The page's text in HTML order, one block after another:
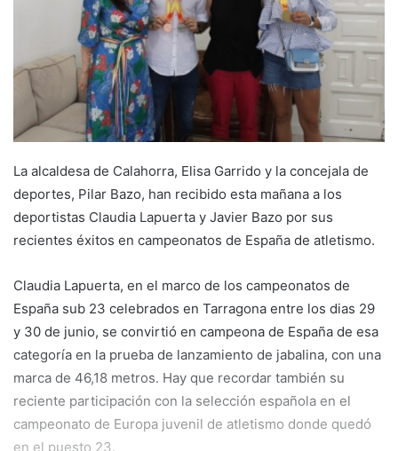
m
a
i
l
La alcaldesa de Calahorra, Elisa Garrido y la concejala de
deportes, Pilar Bazo, han recibido esta mañana a los
deportistas Claudia Lapuerta y Javier Bazo por sus
recientes éxitos en campeonatos de España de atletismo.
Claudia Lapuerta, en el marco de los campeonatos de
España sub 23 celebrados en Tarragona entre los dias 29
y 30 de junio, se convirtió en campeona de España de esa
categoría en la prueba de lanzamiento de jabalina, con una
marca de 46,18 metros. Hay que recordar también su
reciente participación con la selección española en el
campeonato de Europa juvenil de atletismo donde quedó
en el puesto 23.